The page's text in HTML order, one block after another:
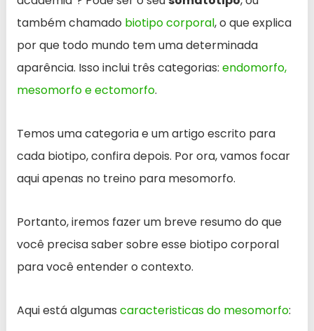
também chamado biotipo corporal, o que explica
por que todo mundo tem uma determinada
aparência. Isso inclui três categorias: endomorfo,
mesomorfo e ectomorfo.
Temos uma categoria e um artigo escrito para
cada biotipo, confira depois. Por ora, vamos focar
aqui apenas no treino para mesomorfo.
Portanto, iremos fazer um breve resumo do que
você precisa saber sobre esse biotipo corporal
para você entender o contexto.
Aqui está algumas caracteristicas do mesomorfo: